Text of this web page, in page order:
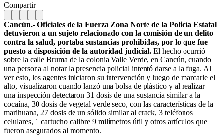
Compartir
Cancún.- Oficiales de la Fuerza Zona Norte de la Policía Estatal
detuvieron a un sujeto relacionado con la comisión de un delito
contra la salud, portaba sustancias prohibidas, por lo que fue
puesto a disposición de la autoridad judicial. El hecho ocurrió
sobre la calle Bruma de la colonia Valle Verde, en Cancún, cuando
una persona al notar la presencia policial intentó darse a la fuga. Al
ver esto, los agentes iniciaron su intervención y luego de marcarle el
alto, visualizaron cuando lanzó una bolsa de plástico y al realizar
una inspección detectaron 31 dosis de una sustancia similar a la
cocaína, 30 dosis de vegetal verde seco, con las características de la
marihuana, 27 dosis de un sólido similar al crack, 3 teléfonos
celulares, 1 cartucho calibre 9 milímetros útil y otros artículos que
fueron asegurados al momento.